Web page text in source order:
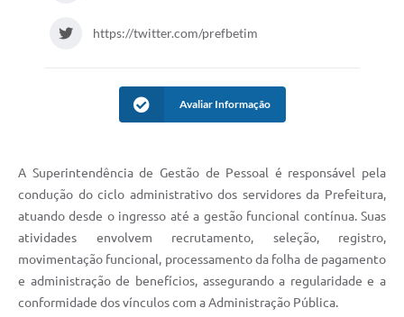
https://twitter.com/prefbetim
Avaliar Informação
A Superintendência de Gestão de Pessoal é responsável pela
condução do ciclo administrativo dos servidores da Prefeitura,
atuando desde o ingresso até a gestão funcional contínua. Suas
atividades envolvem recrutamento, seleção, registro,
movimentação funcional, processamento da folha de pagamento
e administração de benefícios, assegurando a regularidade e a
conformidade dos vínculos com a Administração Pública.